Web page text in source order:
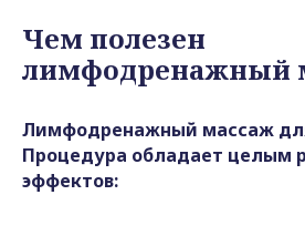
Чем полезен
лимфодренажный
Лимфодренажный массаж
Процедура обладает целым
эффектов: